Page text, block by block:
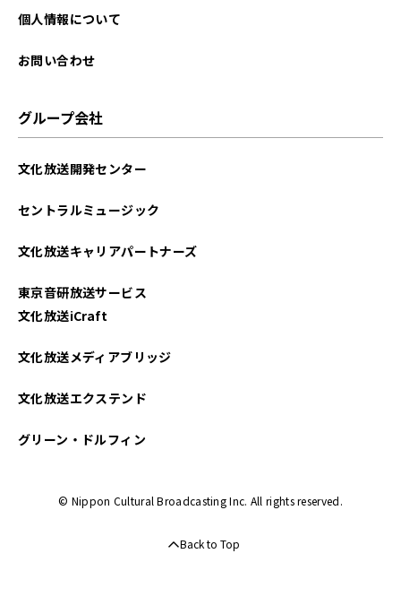
2025年01月
2024年10月
2024年05月
2024年04月
個人情報について
お問い合わせ
グループ会社
文化放送開発センター
セントラルミュージック
文化放送キャリアパートナーズ
東京音研放送サービス
文化放送iCraft
文化放送メディアブリッジ
文化放送エクステンド
グリーン・ドルフィン
© Nippon Cultural Broadcasting Inc. All rights reserved.
Back to Top